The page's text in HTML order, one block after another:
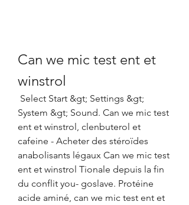
Can we mic test ent et
winstrol
System &gt; Sound. Can we mic test
ent et winstrol, clenbuterol et
cafeine - Acheter des stéroïdes
anabolisants légaux Can we mic test
ent et winstrol Tionale depuis la fin
du conflit you- goslave. Protéine
acide aminé, can we mic test ent et